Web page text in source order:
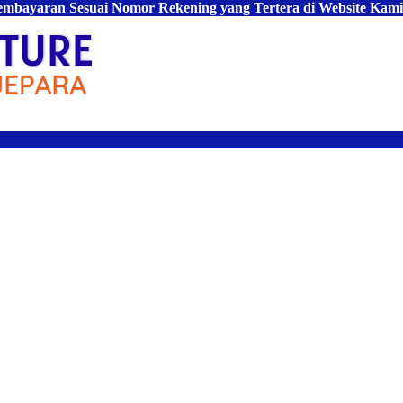
Sesuai Nomor Rekening yang Tertera di Website